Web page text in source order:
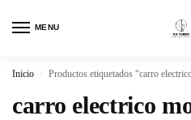
MENU
Inicio / Productos etiquetados “carro
carro electrico